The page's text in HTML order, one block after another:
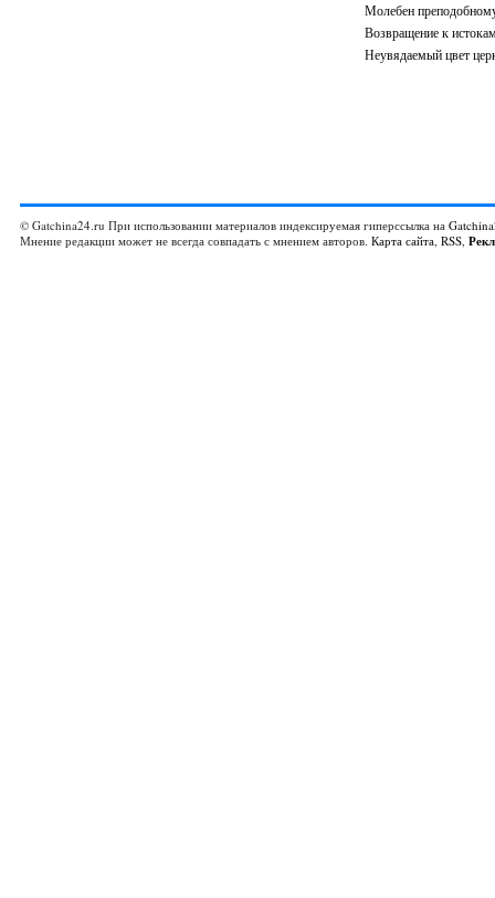
Молебен
Возвращение к
Неувядаемый цвет
© Gatchina24.ru При использовании материалов индексируемая гиперссылка на
Мнение редакции может не всегда совпадать с мнением авторов. Карта сайта, RSS,